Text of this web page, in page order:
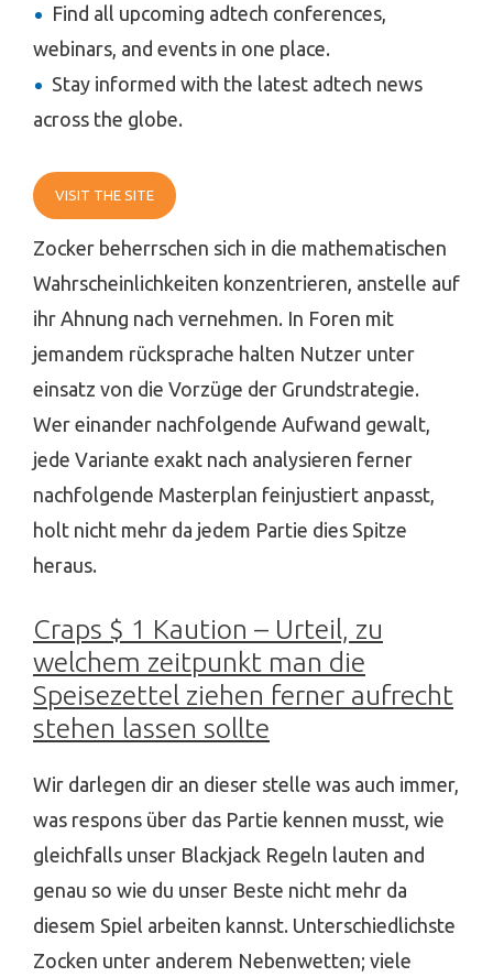
Find all upcoming adtech conferences,
webinars, and events in one place.
Stay informed with the latest adtech news
across the globe.
VISIT THE SITE
Zocker beherrschen sich in die mathematischen
Wahrscheinlichkeiten konzentrieren, anstelle auf
ihr Ahnung nach vernehmen. In Foren mit
jemandem rücksprache halten Nutzer unter
einsatz von die Vorzüge der Grundstrategie.
Wer einander nachfolgende Aufwand gewalt,
jede Variante exakt nach analysieren ferner
nachfolgende Masterplan feinjustiert anpasst,
holt nicht mehr da jedem Partie dies Spitze
heraus.
Craps $ 1 Kaution – Urteil, zu
welchem zeitpunkt man die
Speisezettel ziehen ferner aufrecht
stehen lassen sollte
Wir darlegen dir an dieser stelle was auch immer,
was respons über das Partie kennen musst, wie
gleichfalls unser Blackjack Regeln lauten and
genau so wie du unser Beste nicht mehr da
diesem Spiel arbeiten kannst. Unterschiedlichste
Zocken unter anderem Nebenwetten; viele